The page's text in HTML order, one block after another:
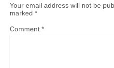
Your email address will not be
marked *
Comment *